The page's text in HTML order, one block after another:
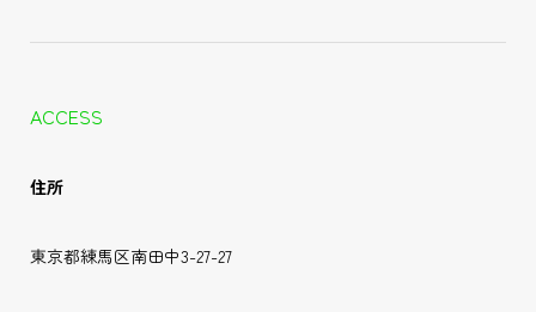
ACCESS
住所
東京都練馬区南田中3-27-27